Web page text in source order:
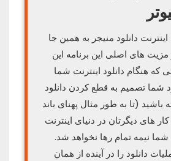
دانلود منیجر به همین جا
های اصلی این برنامه این
هنگام دانلود اینترنت شما
شما تصمیم به قطع کردن دانلود
(تا به طور مثال پهنای باند
های دیگرتان در دنیای اینترنت
شما نیمه تمام رها نخواهد شد.
دانلود را در آینده از همان